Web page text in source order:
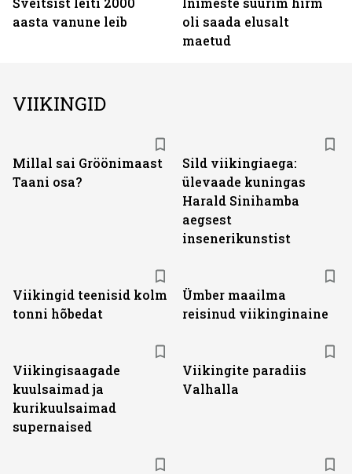
aasta vanune leib
oli saada elusalt
maetud
VIIKINGID
Millal sai Gröönimaast
Taani osa?
Sild viikingiaega:
ülevaade kuningas
Harald Sinihamba
aegsest
insenerikunstist
Viikingid teenisid kolm
tonni hõbedat
Ümber maailma
reisinud viikinginaine
Viikingisaagade
kuulsaimad ja
kurikuulsaimad
supernaised
Viikingite paradiis
Valhalla